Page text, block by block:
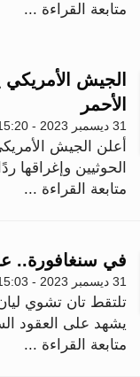
متابعة القراءة ...
الأحمر
31 ديسمبر 2023 - 15:20
أعلن الجيش
الحوثيين وإغراقها
متابعة القراءة ...
في سنغافورة..
31 ديسمبر 2023 - 15:03
تلتقط تان تشوي
يشهد على العقود
متابعة القراءة ...